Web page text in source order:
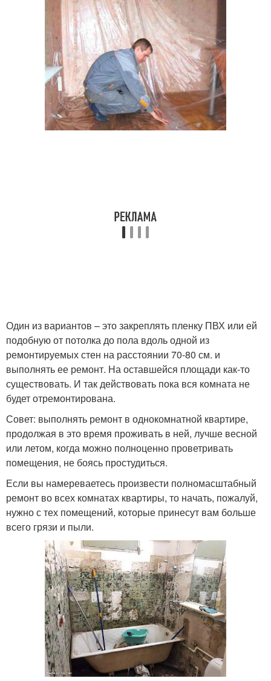
Один из вариантов – это закреплять пленку ПВХ или ей
подобную от потолка до пола вдоль одной из
ремонтируемых стен на расстоянии 70-80 см. и
выполнять ее ремонт. На оставшейся площади как-то
существовать. И так действовать пока вся комната не
будет отремонтирована.
Совет: выполнять ремонт в однокомнатной квартире,
продолжая в это время проживать в ней, лучше весной
или летом, когда можно полноценно проветривать
помещения, не боясь простудиться.
Если вы намереваетесь произвести полномасштабный
ремонт во всех комнатах квартиры, то начать, пожалуй,
нужно с тех помещений, которые принесут вам больше
всего грязи и пыли.